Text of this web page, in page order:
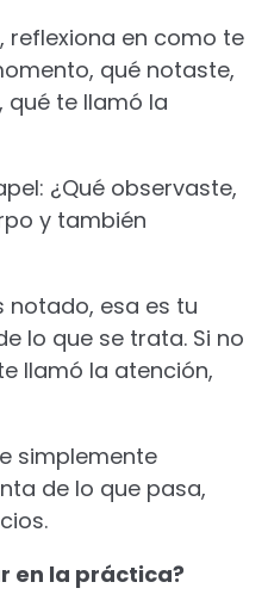
reflexiona en como te
qué notaste,
qué te llamó la
¿Qué observaste,
y también
notado, esa es tu
lo que se trata. Si no
llamó la atención,
simplemente
de lo que pasa,
en la práctica?